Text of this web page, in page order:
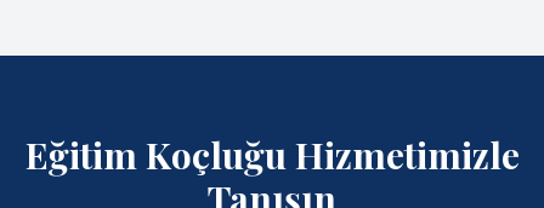
Eğitim Koçluğu Hizmetimizle
Tanışın